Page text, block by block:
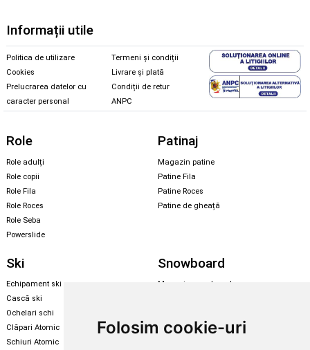
Folosim cookie-uri
Informații utile
Politica de utilizare
Cookies
Prelucrarea datelor cu
caracter personal
Termeni și condiții
Livrare și plată
Condiții de retur
ANPC
Role
Role adulți
Role copii
Role Fila
Role Roces
Role Seba
Powerslide
Patinaj
Magazin patine
Patine Fila
Patine Roces
Patine de gheață
Ski
Echipament ski
Cască ski
Ochelari schi
Clăpari Atomic
Schiuri Atomic
Snowboard
Magazin snowboard